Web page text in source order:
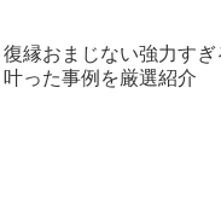
復縁おまじない強力すぎ
叶った事例を厳選紹介